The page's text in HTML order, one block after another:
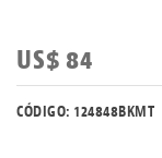
US$ 84
CÓDIGO: 124848BKMT